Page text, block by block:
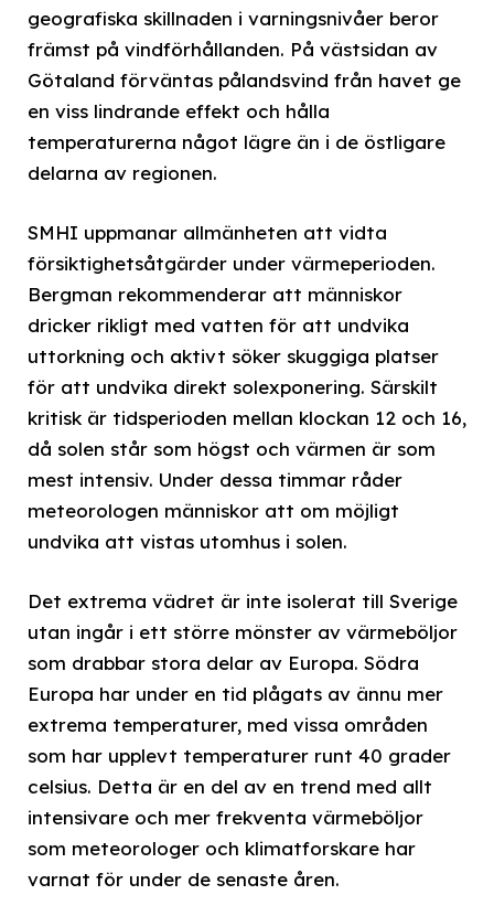
geografiska skillnaden i varningsnivåer beror
främst på vindförhållanden. På västsidan av
Götaland förväntas pålandsvind från havet ge
en viss lindrande effekt och hålla
temperaturerna något lägre än i de östligare
delarna av regionen.
SMHI uppmanar allmänheten att vidta
försiktighetsåtgärder under värmeperioden.
Bergman rekommenderar att människor
dricker rikligt med vatten för att undvika
uttorkning och aktivt söker skuggiga platser
för att undvika direkt solexponering. Särskilt
kritisk är tidsperioden mellan klockan 12 och 16,
då solen står som högst och värmen är som
mest intensiv. Under dessa timmar råder
meteorologen människor att om möjligt
undvika att vistas utomhus i solen.
Det extrema vädret är inte isolerat till Sverige
utan ingår i ett större mönster av värmeböljor
som drabbar stora delar av Europa. Södra
Europa har under en tid plågats av ännu mer
extrema temperaturer, med vissa områden
som har upplevt temperaturer runt 40 grader
celsius. Detta är en del av en trend med allt
intensivare och mer frekventa värmeböljor
som meteorologer och klimatforskare har
varnat för under de senaste åren.